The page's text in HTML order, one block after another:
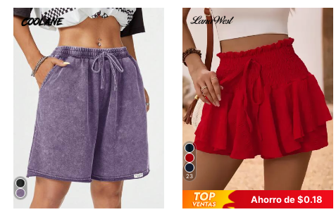
23
Ahorro de $0.18